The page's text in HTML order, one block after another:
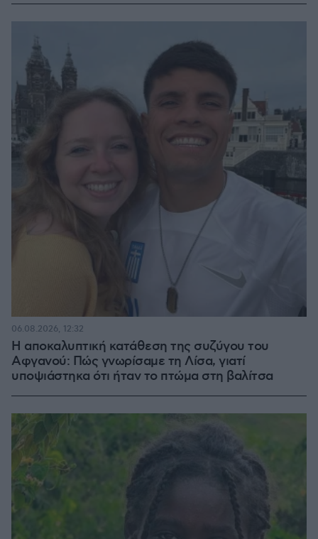
Η αποκαλυπτική κατάθεση της συζύγου του
Αφγανού: Πώς γνωρίσαμε τη Λίσα, γιατί
υποψιάστηκα ότι ήταν το πτώμα στη βαλίτσα
06.08.2026, 12:32